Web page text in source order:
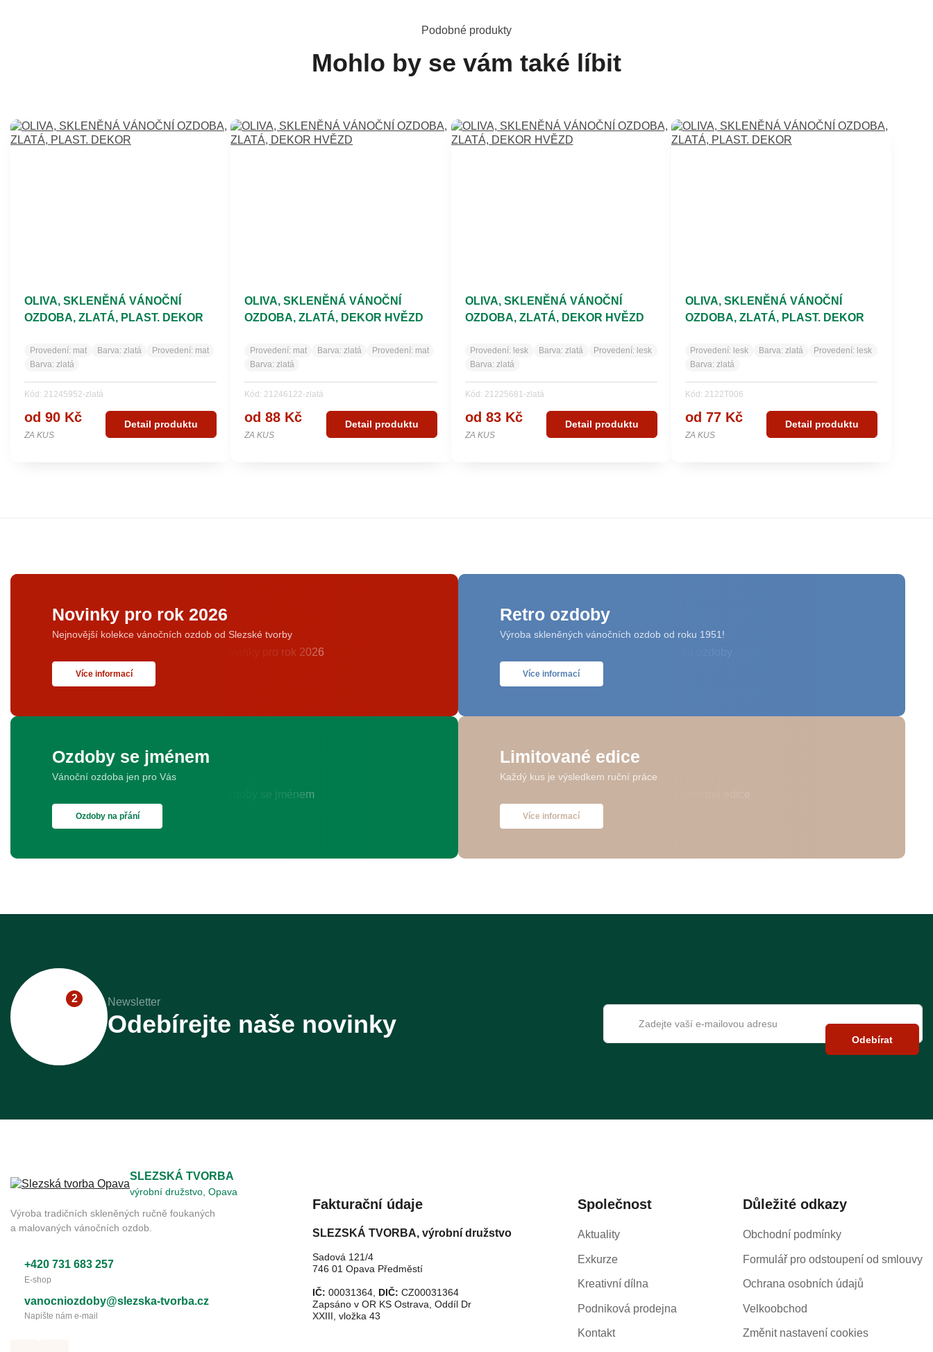
Podobné produkty
Mohlo by se vám také líbit
OLIVA, SKLENĚNÁ VÁNOČNÍ
OZDOBA, ZLATÁ, PLAST. DEKOR
Provedení: mat Barva: zlatá Provedení: mat
Barva: zlatá
Kód: 21245952-zlatá
od 90 Kč
ZA KUS
Detail produktu
OLIVA, SKLENĚNÁ VÁNOČNÍ
OZDOBA, ZLATÁ, DEKOR HVĚZD
Provedení: mat Barva: zlatá Provedení: mat
Barva: zlatá
Kód: 21246122-zlatá
od 88 Kč
ZA KUS
Detail produktu
OLIVA, SKLENĚNÁ VÁNOČNÍ
OZDOBA, ZLATÁ, DEKOR HVĚZD
Provedení: lesk Barva: zlatá Provedení: lesk
Barva: zlatá
Kód: 21225681-zlatá
od 83 Kč
ZA KUS
Detail produktu
OLIVA, SKLENĚNÁ VÁNOČNÍ
OZDOBA, ZLATÁ, PLAST. DEKOR
Provedení: lesk Barva: zlatá Provedení: lesk
Barva: zlatá
Kód: 2122T006
od 77 Kč
ZA KUS
Detail produktu
Novinky pro rok 2026
Nejnovější kolekce vánočních ozdob od Slezské tvorby
Více informací
Retro ozdoby
Výroba skleněných vánočních ozdob od roku 1951!
Více informací
Ozdoby se jménem
Vánoční ozdoba jen pro Vás
Ozdoby na přání
Limitované edice
Každý kus je výsledkem ruční práce
Více informací
2 Newsletter
Odebírejte naše novinky
Odebírat
SLEZSKÁ TVORBA
výrobní družstvo, Opava
Výroba tradičních skleněných ručně foukaných
a malovaných vánočních ozdob.
+420 731 683 257
E-shop
vanocniozdoby@slezska-tvorba.cz
Napište nám e-mail
Fakturační údaje
SLEZSKÁ TVORBA, výrobní družstvo
Sadová 121/4
746 01 Opava Předměstí
IČ: 00031364, DIČ: CZ00031364
Zapsáno v OR KS Ostrava, Oddíl Dr
XXIII, vložka 43
Společnost
Aktuality
Exkurze
Kreativní dílna
Podniková prodejna
Kontakt
Důležité odkazy
Obchodní podmínky
Formulář pro odstoupení od smlouvy
Ochrana osobních údajů
Velkoobchod
Změnit nastavení cookies